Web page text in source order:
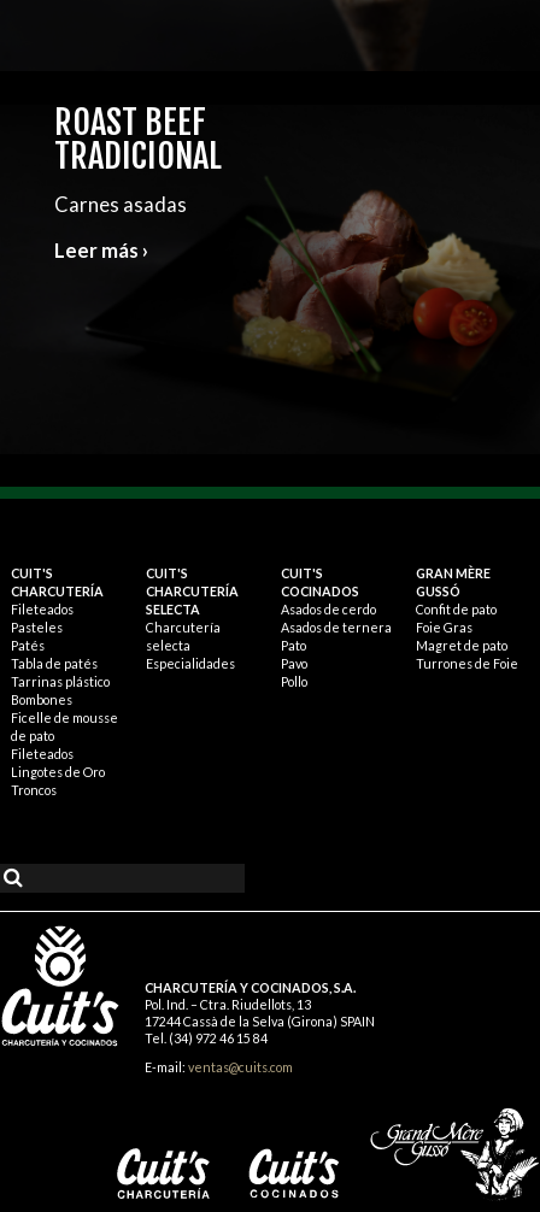
ROAST BEEF
TRADICIONAL
Carnes asadas
Leer más ›
CUIT'S
CHARCUTERÍA
Fileteados
Pasteles
Patés
Tabla de patés
Tarrinas plástico
Bombones
Ficelle de mousse
de pato
Fileteados
Lingotes de Oro
Troncos
CUIT'S
CHARCUTERÍA
SELECTA
Charcutería
selecta
Especialidades
CUIT'S
COCINADOS
Asados de cerdo
Asados de ternera
Pato
Pavo
Pollo
GRAN MÈRE
GUSSÓ
Confit de pato
Foie Gras
Magret de pato
Turrones de Foie
CHARCUTERÍA Y COCINADOS, S.A.
Pol. Ind. – Ctra. Riudellots, 13
17244 Cassà de la Selva (Girona) SPAIN
Tel. (34) 972 46 15 84
E-mail: ventas@cuits.com